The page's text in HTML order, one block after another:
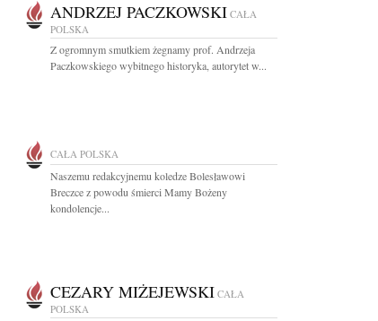
ANDRZEJ PACZKOWSKI CAŁA
POLSKA
Z ogromnym smutkiem żegnamy prof. Andrzeja
Paczkowskiego wybitnego historyka, autorytet w...
CAŁA POLSKA
Naszemu redakcyjnemu koledze Bolesławowi
Breczce z powodu śmierci Mamy Bożeny
kondolencje...
CEZARY MIŻEJEWSKI CAŁA
POLSKA